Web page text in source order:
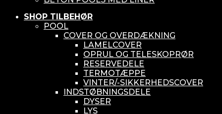
SHOP TILBEHØR
POOL
COVER OG OVERDÆKNING
LAMELCOVER
OPRUL OG TELESKOPRØR
RESERVEDELE
TERMOTÆPPE
VINTER/-SIKKERHEDSCOVER
INDSTØBNINGSDELE
DYSER
LYS